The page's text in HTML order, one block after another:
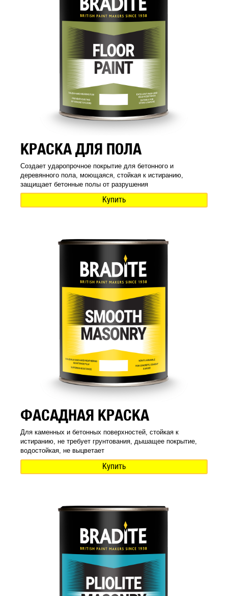
КРАСКА ДЛЯ ПОЛА
Создает ударопрочное покрытие для бетонного и
деревянного пола, моющаяся, стойкая к истиранию,
защищает бетонные полы от разрушения
Купить
ФАСАДНАЯ КРАСКА
Для каменных и бетонных поверхностей, стойкая к
истиранию, не требует грунтования, дышащее покрытие,
водостойкая, не выцветает
Купить